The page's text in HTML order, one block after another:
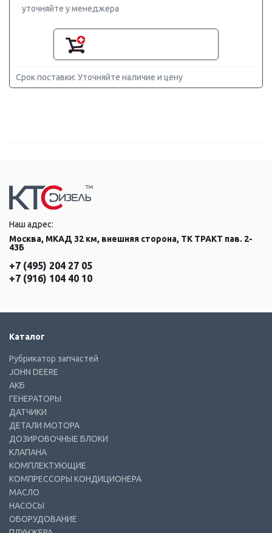
уточняйте у менеджера
Срок поставки: Уточняйте наличие и цену
Наш адрес:
Москва, МКАД 32 км, внешняя сторона, ТК ТРАКТ пав. 2-
43Б
+7 (495) 204 27 05
+7 (916) 104 40 10
Каталог
Рубрикатор запчастей
JOHN DEERE
АКБ
ГЕНЕРАТОРЫ
ДАТЧИКИ
ДЕТАЛИ МОТОРА
ДОЗИРОВОЧНЫЕ БЛОКИ
КЛАПАНА
КОМПЛЕКТУЮЩИЕ
КОМПРЕССОРЫ КОНДИЦИОНЕРА
МАСЛО
НАСОСЫ
ОБОРУДОВАНИЕ